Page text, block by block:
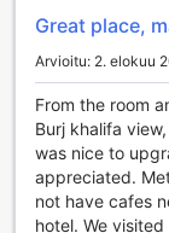
arvotavaroitasi
oleskelustasi
tupakkapaikat
tupakoitsijoille.
Premiere Hotel
Liikennettä
Great place,
Arvioitu: 2. elokuu
From the room
Burj khalifa
was nice to
appreciated.
not have cafes
hotel. We